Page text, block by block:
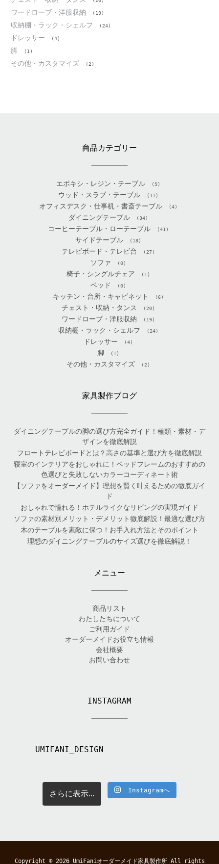
ワードローブ・洋服収納 (19)
収納棚・ラック・シェルフ (24)
ドレッサー (4)
脚 (1)
その他・カスタマイズ (2)
商品カテゴリー
エポキシ・レジン・テーブル (5)
ウッド・スラブ・テーブル (11)
オフィスデスク・仕事机・書斎テーブル (4)
ダイニングテーブル (34)
コーヒーテーブル・ローテーブル (41)
サイドテーブル (18)
テレビボード・テレビ台 (27)
ソファ (0)
椅子・シングルチェア (1)
ベッド (0)
キッチン・台所・キャビネット (6)
チェスト・収納・タンス (20)
ワードローブ・洋服収納 (19)
収納棚・ラック・シェルフ (24)
ドレッサー (4)
脚 (1)
その他・カスタマイズ (2)
家具製作ブログ
ダイニングテーブルの脚の選び方完全ガイド！種類・素材・デ
ザインを徹底解説
フロートテレビボードとは？高さの基準と選び方を徹底解説
寝室のインテリアをおしゃれに！ベッドフレームのおすすめの
色選びと失敗しないカラーコーディネート術
【ソファをオーダーメイド】理想を賢く叶えるための徹底ガイ
ド
おしゃれで憧れる！ホテルライクなリビングの実現ガイド
ソファの素材別メリット・デメリット徹底解説！最適な選び方
木のテーブルを素敵に保つ！お手入れ方法とそのポイント
理想のダイニングテーブルのサイズ選びを徹底解説！
メニュー
商品リスト
わたしたちについて
ご利用ガイド
オーダーメイドお役立ち情報
会社概要
お問い合わせ
INSTAGRAM
UMIFANI_DESIGN
さらに表示... Instagramへ
Copyright © 2026 UmiFaniオーダーメイド家具製作所All rights